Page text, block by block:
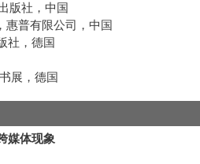
版社，中国
惠普有限公司，中国
社，德国
展，德国
媒体现象